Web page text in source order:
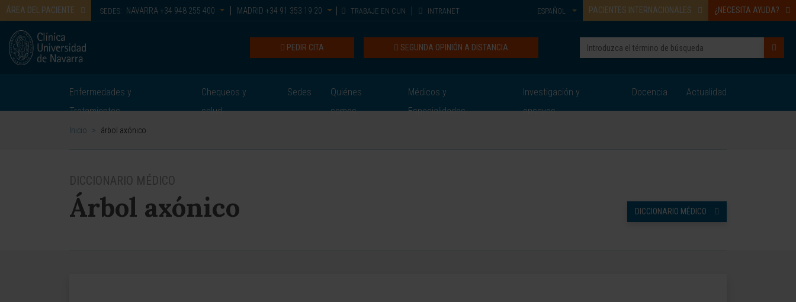
ÁREA DEL PACIENTE SEDES: NAVARRA +34 948 255 400 MADRID +34 91 353 19 20 TRABAJE EN CUN INTRANET PACIENTES INTERNACIONALES ¿NECESITA AYUDA?
ESPAÑOL
SEGUNDA OPINIÓN A DISTANCIA
PEDIR CITA
Enfermedades y
Tratamientos
Chequeos y
salud
Sedes
Quiénes
somos
Médicos y
Especialidades
Investigación y
ensayos
Docencia Actualidad
Inicio > árbol axónico
DICCIONARIO MÉDICO
Árbol axónico DICCIONARIO MÉDICO